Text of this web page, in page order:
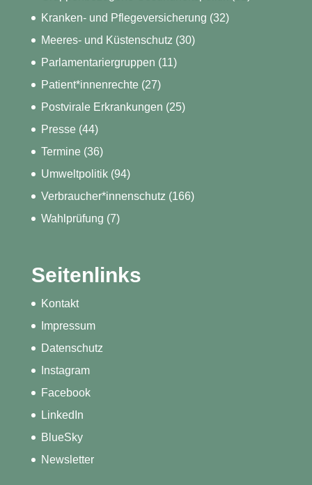
Kranken- und Pflegeversicherung (32)
Meeres- und Küstenschutz (30)
Parlamentariergruppen (11)
Patient*innenrechte(27)
Postvirale Erkrankungen (25)
Presse(44)
Termine(36)
Umweltpolitik(94)
Verbraucher*innenschutz (166)
Wahlprüfung (7)
Seitenlinks
Kontakt
Impressum
Datenschutz
Instagram
Facebook
LinkedIn
BlueSky
Newsletter